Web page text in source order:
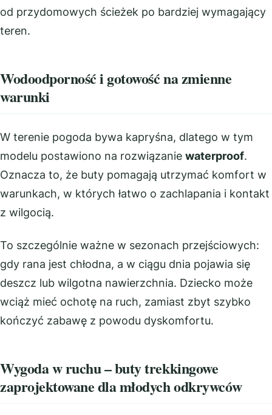
od przydomowych ścieżek po bardziej wymagający
teren.
Wodoodporność i gotowość na zmienne
warunki
W terenie pogoda bywa kapryśna, dlatego w tym
modelu postawiono na rozwiązanie waterproof.
Oznacza to, że buty pomagają utrzymać komfort w
warunkach, w których łatwo o zachlapania i kontakt
z wilgocią.
To szczególnie ważne w sezonach przejściowych:
gdy rana jest chłodna, a w ciągu dnia pojawia się
deszcz lub wilgotna nawierzchnia. Dziecko może
wciąż mieć ochotę na ruch, zamiast zbyt szybko
kończyć zabawę z powodu dyskomfortu.
Wygoda w ruchu – buty trekkingowe
zaprojektowane dla młodych odkrywców